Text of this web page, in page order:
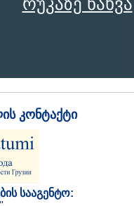
კონტაქტი
სააგენტო: